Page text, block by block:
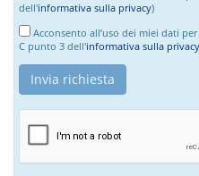
dell'informativa sulla privacy)
Acconsento all’uso dei miei dati
C punto 3 dell'informativa sulla privacy